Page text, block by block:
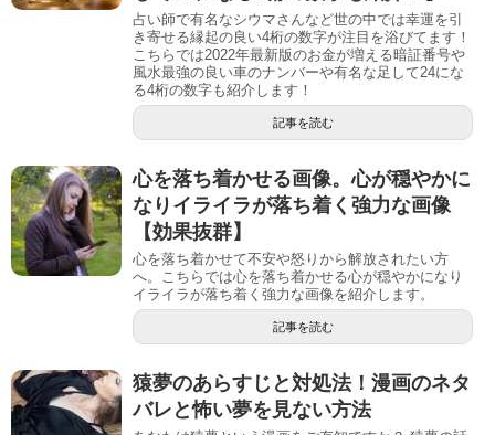
占い師で有名なシウマさんなど世の中では幸運を引
き寄せる縁起の良い4桁の数字が注目を浴びてます！
こちらでは2022年最新版のお金が増える暗証番号や
風水最強の良い車のナンバーや有名な足して24にな
る4桁の数字も紹介します！
記事を読む
心を落ち着かせる画像。心が穏やかに
なりイライラが落ち着く強力な画像
【効果抜群】
心を落ち着かせて不安や怒りから解放されたい方
へ。こちらでは心を落ち着かせる心が穏やかになり
イライラが落ち着く強力な画像を紹介します。
記事を読む
猿夢のあらすじと対処法！漫画のネタ
バレと怖い夢を見ない方法